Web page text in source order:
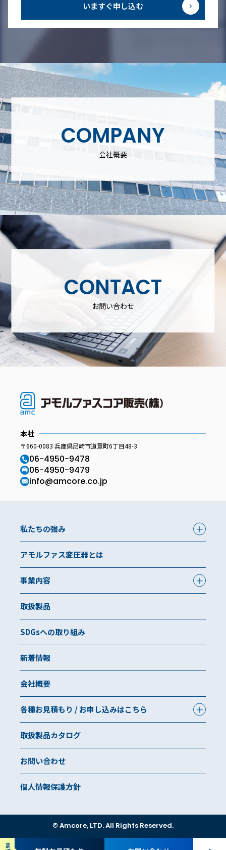
いますぐ申し込む
COMPANY
会社概要
CONTACT
お問い合わせ
本社
〒660-0083 兵庫県尼崎市道意町6丁目48-3
06-4950-9478
06-4950-9479
info@amcore.co.jp
私たちの強み
アモルファス変圧器とは
事業内容
取扱製品
SDGsへの取り組み
新着情報
会社概要
各種お見積もり / お申し込みはこちら
取扱製品カタログ
お問い合わせ
個人情報保護方針
© Amcore, LTD. All Rights Reserved.